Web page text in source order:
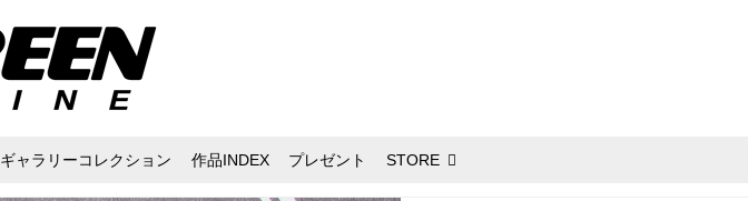
ギャラリーコレクション 作品INDEX プレゼント STORE